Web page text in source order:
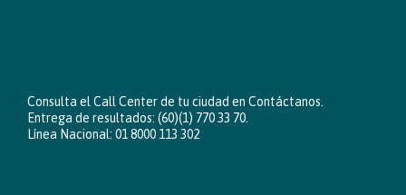
Consulta el Call Center de tu ciudad en Contáctanos
Entrega de resultados: (60)(1) 770 33 70.
Línea Nacional: 01 8000 113 302